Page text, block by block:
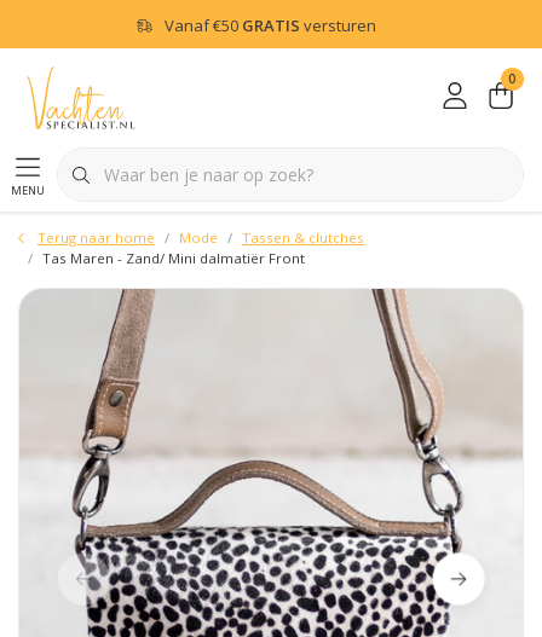
Vanaf€50 GRATIS versturen
menu
0
Terug naar home Mode
Tassen & clutches
Tas Maren - Zand/ Mini dalmatiër Front